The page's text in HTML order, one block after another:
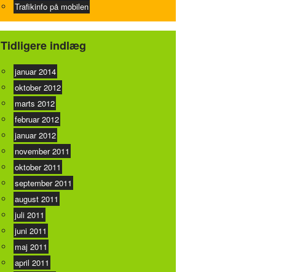
Trafikinfo på mobilen
Tidligere indlæg
januar 2014
oktober 2012
marts 2012
februar 2012
januar 2012
november 2011
oktober 2011
september 2011
august 2011
juli 2011
juni 2011
maj 2011
april 2011